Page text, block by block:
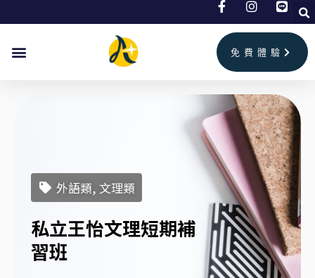
免費體驗
外語類, 文理類
私立王怡文理短期補
習班